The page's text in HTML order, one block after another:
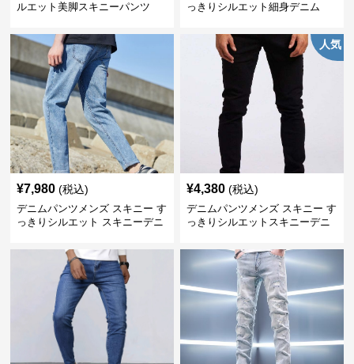
ルエット美脚スキニーパンツ
っきりシルエット細身デニム
¥7,980 (税込)
デニムパンツメンズ スキニー す
っきりシルエット スキニーデニ
人気
¥4,380 (税込)
デニムパンツメンズ スキニー す
っきりシルエットスキニーデニ